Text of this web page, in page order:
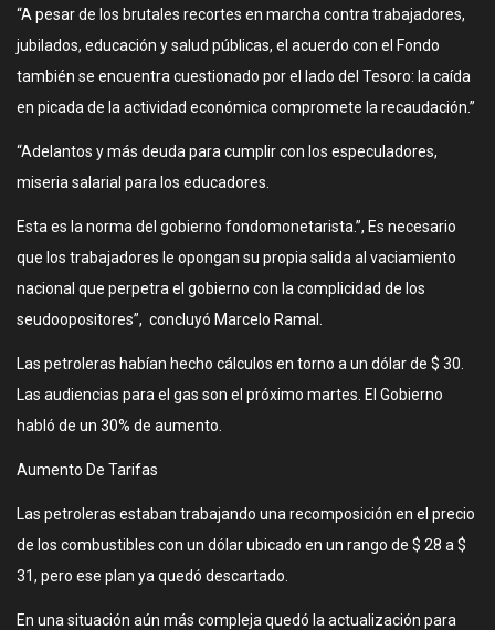
“A pesar de los brutales recortes en marcha contra trabajadores,
jubilados, educación y salud públicas, el acuerdo con el Fondo
también se encuentra cuestionado por el lado del Tesoro: la caída
en picada de la actividad económica compromete la recaudación.”
“Adelantos y más deuda para cumplir con los especuladores,
miseria salarial para los educadores.
Esta es la norma del gobierno fondomonetarista.”, Es necesario
que los trabajadores le opongan su propia salida al vaciamiento
nacional que perpetra el gobierno con la complicidad de los
seudoopositores”, concluyó Marcelo Ramal.
Las petroleras habían hecho cálculos en torno a un dólar de $ 30.
Las audiencias para el gas son el próximo martes. El Gobierno
habló de un 30% de aumento.
Aumento De Tarifas
Las petroleras estaban trabajando una recomposición en el precio
de los combustibles con un dólar ubicado en un rango de $ 28 a $
31, pero ese plan ya quedó descartado.
En una situación aún más compleja quedó la actualización para